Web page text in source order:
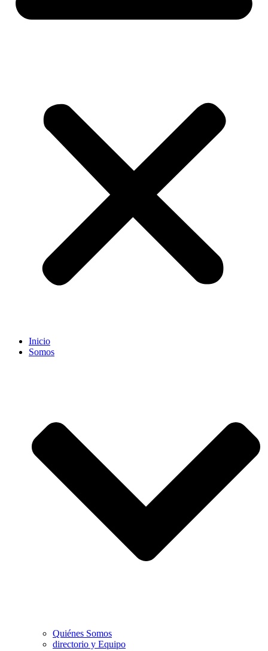
Inicio
Somos
Quiénes Somos
directorio y Equipo